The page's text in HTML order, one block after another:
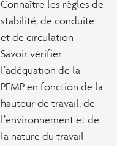
Connaître les règles de
stabilité, de conduite
et de circulation
Savoir vérifier
l’adéquation de la
PEMP en fonction de la
hauteur de travail, de
l’environnement et de
la nature du travail